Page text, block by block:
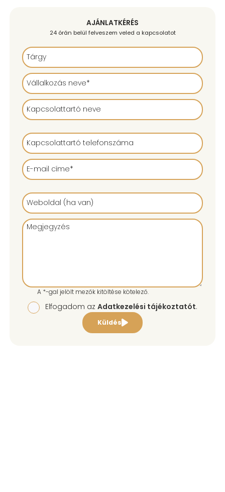
Élő kérdezz-felelek:
Oktatási segédanyag:
AJÁNLATKÉRÉS
24 órán belül felveszem veled a kapcsolatot
A *-gal jelölt mezők kitöltése kötelező.
Elfogadom az Adatkezelési tájékoztatót.
Küldés